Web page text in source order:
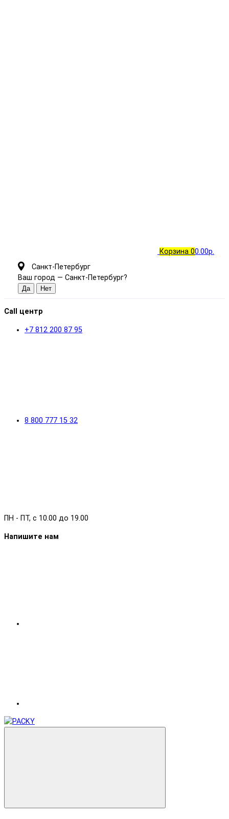
Корзина 00.00р.
Санкт-Петербург
Ваш город — Санкт-Петербург?
Call центр
+7 812 200 87 95
8 800 777 15 32
ПН - ПТ, с 10.00 до 19.00
Напишите нам